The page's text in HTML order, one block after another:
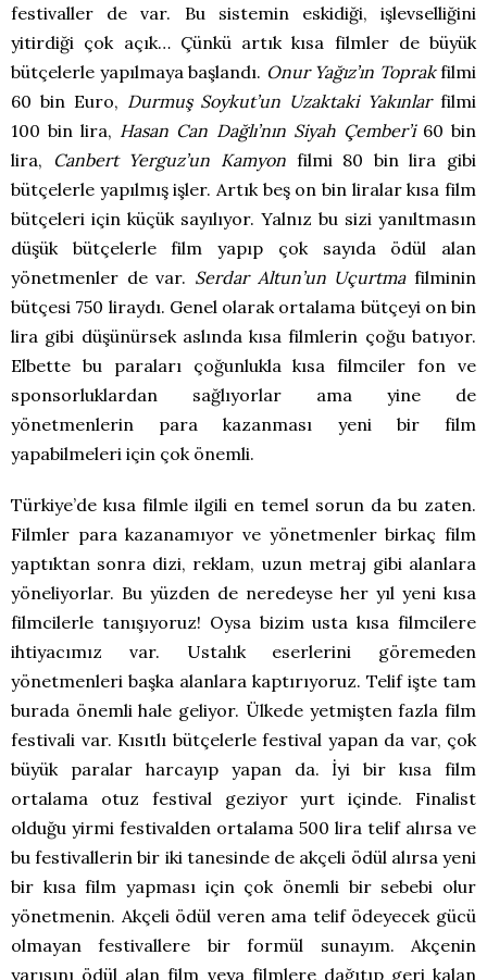
festivaller de var. Bu sistemin eskidiği, işlevselliğini
yitirdiği çok açık… Çünkü artık kısa filmler de büyük
bütçelerle yapılmaya başlandı. Onur Yağız’ın Toprakfilmi
60 bin Euro, Durmuş Soykut’un Uzaktaki Yakınlarfilmi
100 bin lira, Hasan Can Dağlı’nın Siyah Çember’i60 bin
lira,
Canbert Yerguz’un Kamyonfilmi 80 bin lira gibi
bütçelerle yapılmış işler. Artık beş on bin liralar kısa film
bütçeleri için küçük sayılıyor. Yalnız bu sizi yanıltmasın
düşük bütçelerle film yapıp çok sayıda ödül alan
yönetmenler de var. Serdar Altun’un Uçurtmafilminin
bütçesi 750 liraydı. Genel olarak ortalama bütçeyi on bin
lira gibi düşünürsek aslında kısa filmlerin çoğu batıyor.
Elbette bu paraları çoğunlukla kısa filmciler fon ve
sponsorluklardan sağlıyorlar ama yine de
yönetmenlerin para kazanması yeni bir film
yapabilmeleri için çok önemli.
Türkiye’de kısa filmle ilgili en temel sorun da bu zaten.
Filmler para kazanamıyor ve yönetmenler birkaç film
yaptıktan sonra dizi, reklam, uzun metraj gibi alanlara
yöneliyorlar. Bu yüzden de neredeyse her yıl yeni kısa
filmcilerle tanışıyoruz! Oysa bizim usta kısa filmcilere
ihtiyacımız var. Ustalık eserlerini göremeden
yönetmenleri başka alanlara kaptırıyoruz. Telif işte tam
burada önemli hale geliyor. Ülkede yetmişten fazla film
festivali var. Kısıtlı bütçelerle festival yapan da var, çok
büyük paralar harcayıp yapan da. İyi bir kısa film
ortalama otuz festival geziyor yurt içinde. Finalist
olduğu yirmi festivalden ortalama 500 lira telif alırsa ve
bu festivallerin bir iki tanesinde de akçeli ödül alırsa yeni
bir kısa film yapması için çok önemli bir sebebi olur
yönetmenin. Akçeli ödül veren ama telif ödeyecek gücü
olmayan festivallere bir formül sunayım. Akçenin
yarısını ödül alan film veya filmlere dağıtıp geri kalan